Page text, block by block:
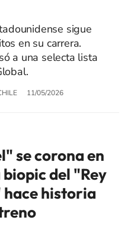
sigue
en su carrera.
a una selecta lista
11/05/2026
se corona en
del "Rey
hace historia